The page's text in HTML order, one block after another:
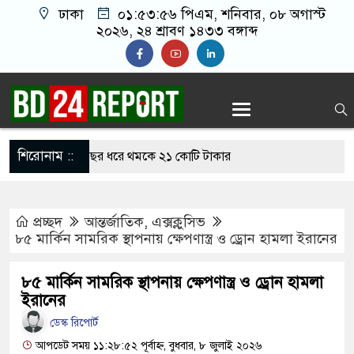
ঢাকা ০১:৫৩:৫৬ পিএম, শনিবার, ০৮ অগাস্ট
২০২৬, ২৪ শ্রাবণ ১৪৩৩ বঙ্গাব্দ
শিরোনাম ::দুই বছর ধরে থমকে ২১ কোটি টাকার
ফাইটার মোরগসহ ভারতীয় মালামাল জব্দ
তাহলে আ.লীগের দোষ কী ছিল: রুমিন ফারহানা
মানলেই খুলবে হরমুজ প্রণালি: ইরান
প্রচ্ছদ আন্তর্জাতিক, এক্সক্লুসিভ
৮৫ মার্কিন সামরিক স্থাপনায় ক্ষেপণাস্ত্র ও ড্রোন হামলা ইরানের
৮৫ মার্কিন সামরিক স্থাপনায় ক্ষেপণাস্ত্র ও ড্রোন হামলা
ইরানের
ডেস্ক রিপোর্ট
আপডেট সময় ১১:২৮:৫২ পূর্বাহ্ন, বুধবার, ৮ জুলাই ২০২৬